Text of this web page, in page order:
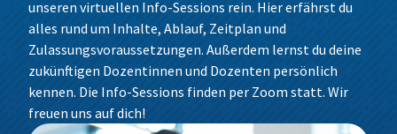
Wirtschaftspsychologie
MBA International Business Management
and Leadership
MBA Future Skills und Führung im Wandel
Weiterbildung
Weiterbildungs-Check
Business Coaching
Leading Change
Networking & Wirkung
Grundlagen der Wirtschaftspsychologie
Gesundheit & Soziales
Sozialmanagement
IT & Technik
Data Science und Business Analytics
Wirtschaft & Management
Info-Sessions
Alumni im Dialog
Sales Innovation Forum – 2026
Über Uns
News
Team
unseren virtuellen Info-Sessions rein. Hier erfährst du
alles rund um Inhalte, Ablauf, Zeitplan und
Zulassungsvoraussetzungen. Außerdem lernst du deine
zukünftigen Dozentinnen und Dozenten persönlich
kennen. Die Info-Sessions finden per Zoom statt. Wir
freuen uns auf dich!